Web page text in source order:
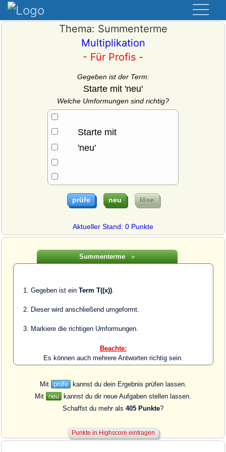
Summenterme»
Gegeben ist ein Term T((x)).
Dieser wird anschließend umgeformt.
Markiere die richtigen Umformungen.
Beachte:
Es können auch mehrere Antworten richtig sein.
Mit prüfe kannst du dein Ergebnis prüfen lassen.
Mit neu kannst du dir neue Aufgaben stellen lassen.
Schaffst du mehr als 405 Punkte?
Thema: Summenterme
Multiplikation
- Für Profis -
Gegeben ist der Term:
Starte mit 'neu'
Welche Umformungen sind richtig?
Starte mit
'neu'
Aktueller Stand: 0 Punkte